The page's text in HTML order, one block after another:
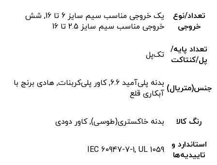
تعداد/نوع
خروجی
یک خروجی مناسب سیم سایز 6 تا 16, شش
خروجی مناسب سیم سایز 2.5 تا 16
تعداد پایه/
پل/کنتاکت
تک‌‌پل
جنس(متریال)
بدنه پلی‌آمید 6.6, کاور پلی‌کربنات, هادی برنج با
آبکاری قلع
رنگ کالا بدنه خاکستری(طوسی), کاور دودی
استاندارد و
تاییدیه‌ها
IEC 60947-7-1, UL 1059